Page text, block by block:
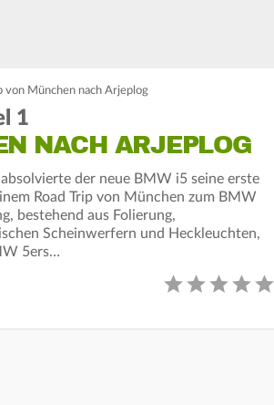
von München nach Arjeplog
1
NACH ARJEPLOG
der neue BMW i5 seine erste
Road Trip von München zum BMW
bestehend aus Folierung,
Scheinwerfern und Heckleuchten,
5ers…